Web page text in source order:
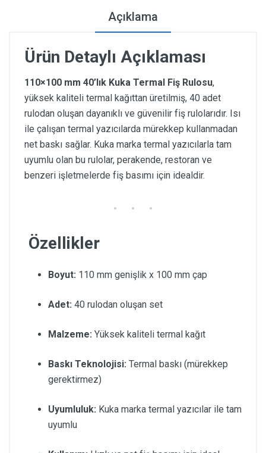
Açıklama
Ürün Detaylı Açıklaması
110×100 mm 40’lık Kuka Termal Fiş Rulosu,
yüksek kaliteli termal kağıttan üretilmiş, 40 adet
rulodan oluşan dayanıklı ve güvenilir fiş rulolarıdır. Isı
ile çalışan termal yazıcılarda mürekkep kullanmadan
net baskı sağlar. Kuka marka termal yazıcılarla tam
uyumlu olan bu rulolar, perakende, restoran ve
benzeri işletmelerde fiş basımı için idealdir.
Özellikler
Boyut: 110 mm genişlik x 100 mm çap
Adet: 40 rulodan oluşan set
Malzeme: Yüksek kaliteli termal kağıt
Baskı Teknolojisi: Termal baskı (mürekkep
gerektirmez)
Uyumluluk: Kuka marka termal yazıcılar ile tam
uyumlu